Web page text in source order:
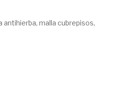
antihierba, malla cubrepisos,